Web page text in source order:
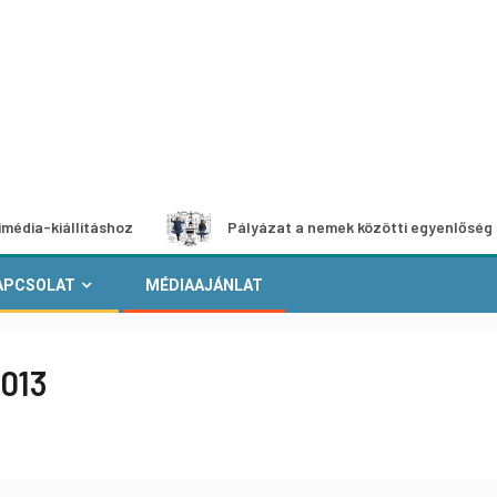
Pályázat a nemek közötti egyenlőség európai
MÉDIAAJÁNLAT